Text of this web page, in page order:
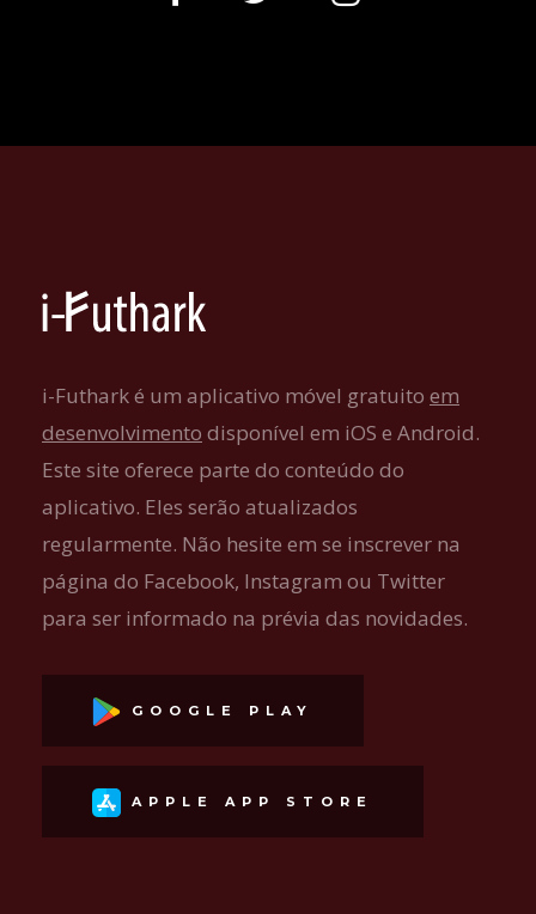
i-Futhark é um aplicativo móvel gratuito em
desenvolvimento disponível em iOS e Android.
Este site oferece parte do conteúdo do
aplicativo. Eles serão atualizados
regularmente. Não hesite em se inscrever na
página do Facebook, Instagram ou Twitter
para ser informado na prévia das novidades.
GOOGLE PLAY
APPLE APP STORE